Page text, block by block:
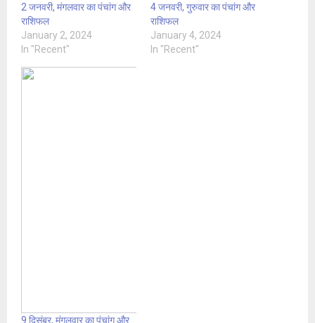
2 जनवरी, मंगलवार का पंचांग और
राशिफल
January 2, 2024
In "Recent"
4 जनवरी, गुरुवार का पंचांग और
राशिफल
January 4, 2024
In "Recent"
9 दिसंबर, मंगलवार का पंचांग और